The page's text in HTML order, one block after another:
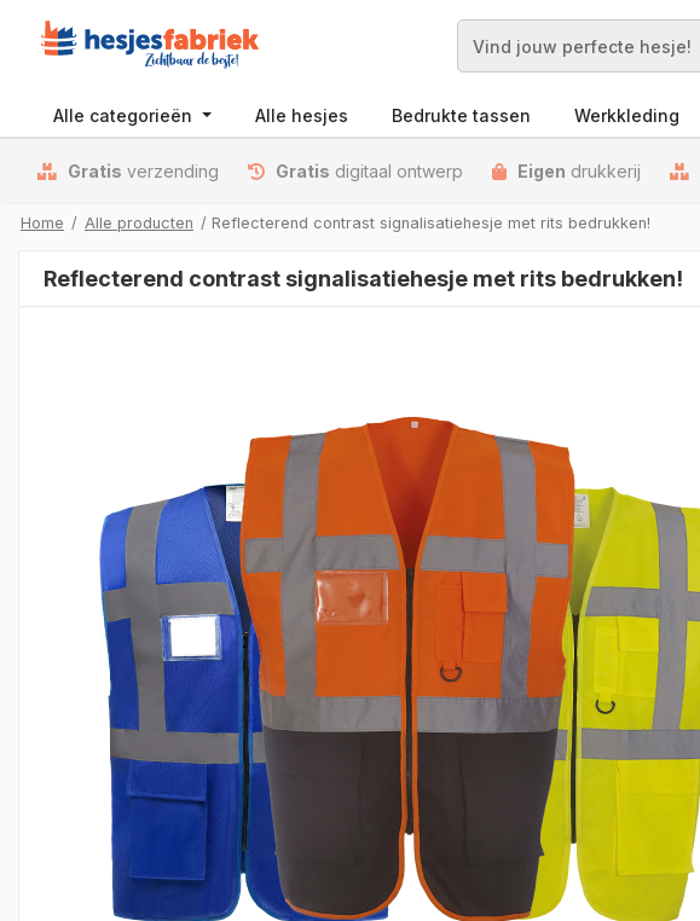
Zoek
Alle categorieën Alle hesjes Bedrukte tassen Werkkleding
Gratis verzending Gratis digitaal ontwerp Eigen drukkerij
Home / Alle producten / Reflecterend contrast signalisatiehesje met rits bedrukken!
Reflecterend contrast signalisatiehesje met rits bedrukken!